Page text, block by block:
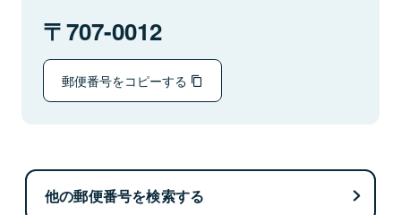
707-0012
郵便番号をコピーする
他の郵便番号を検索する